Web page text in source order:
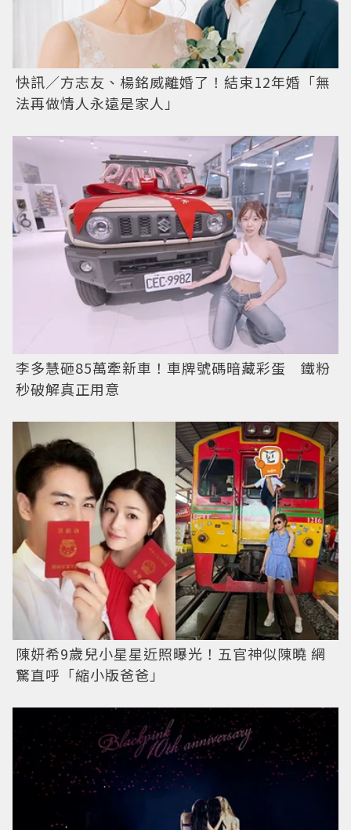
快訊／方志友、楊銘威離婚了！結束12年婚「無
法再做情人永遠是家人」
李多慧砸85萬牽新車！車牌號碼暗藏彩蛋 鐵粉
秒破解真正用意
陳妍希9歲兒小星星近照曝光！五官神似陳曉 網
驚直呼「縮小版爸爸」